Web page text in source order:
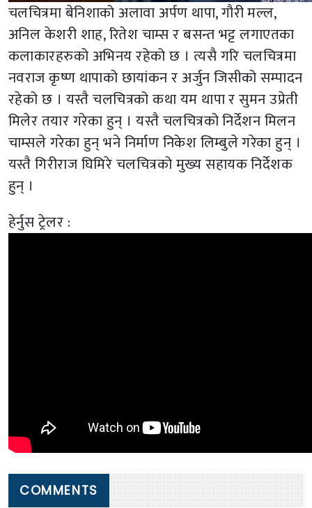
चलचित्रमा बेनिशाको अलावा अर्पण थापा, गौरी मल्ल,
अनिल केशरी शाह, रितेश चाम्स र बसन्त भट्ट लगाएतका
कलाकारहरुको अभिनय रहेको छ । त्यसै गरि चलचित्रमा
नवराज कृष्ण थापाको छायांकन र अर्जुन जिसीको सम्पादन
रहेको छ । यस्तै चलचित्रको कथा यम थापा र सुमन उप्रेती
मिलेर तयार गरेका हुन् । यस्तै चलचित्रको निर्देशन मिलन
चाम्सले गरेका हुन् भने निर्माण निकेश लिम्बुले गरेका हुन् ।
यस्तै गिरीराज घिमिरे चलचित्रको मुख्य सहायक निर्देशक
हुन् ।
हेर्नुस ट्रेलर :
COMMENTS